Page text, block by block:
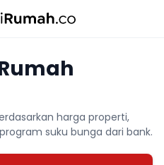
harga properti,
suku bunga dari bank.